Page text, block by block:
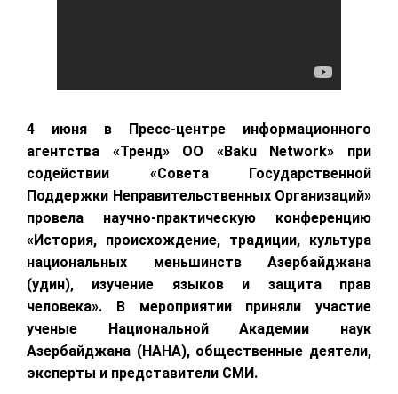
4 июня в Пресс-центре информационного
агентства «Тренд» ОО «Baku Network» при
содействии «Совета Государственной
Поддержки Неправительственных Организаций»
провела научно-практическую конференцию
«История, происхождение, традиции, культура
национальных меньшинств Азербайджана
(удин), изучение языков и защита прав
человека». В мероприятии приняли участие
ученые Национальной Академии наук
Азербайджана (НАНА), общественные деятели,
эксперты и представители СМИ.